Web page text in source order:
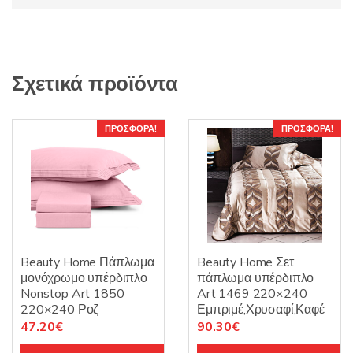
Σχετικά προϊόντα
ΠΡΟΣΦΟΡΆ!
Beauty Home Πάπλωμα
μονόχρωμο υπέρδιπλο
Nonstop Art 1850
220×240 Ροζ
Original
price
47.20€Η
τρέχουσα
ΠΡΟΣΦΟΡΆ!
Beauty Home Σετ
πάπλωμα υπέρδιπλο
Art 1469 220×240
Εμπριμέ,Χρυσαφί,Καφέ
Original
price
90.30€Η
τρέχουσα